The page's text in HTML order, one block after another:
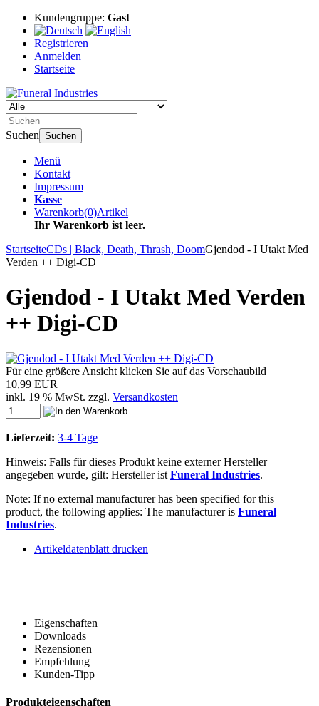
Kundengruppe: Gast
Registrieren
Anmelden
Startseite
Suchen Suchen
Menü
Kontakt
Impressum
Kasse
Warenkorb(0)Artikel
Ihr Warenkorb ist leer.
StartseiteCDs | Black, Death, Thrash, DoomGjendod - I Utakt Med
Verden ++ Digi-CD
Gjendod - I Utakt Med Verden
++ Digi-CD
Für eine größere Ansicht klicken Sie auf das Vorschaubild
10,99 EUR
inkl. 19 % MwSt. zzgl. Versandkosten
Lieferzeit: 3-4 Tage
Hinweis: Falls für dieses Produkt keine externer Hersteller
angegeben wurde, gilt: Hersteller ist Funeral Industries.
Note: If no external manufacturer has been specified for this
product, the following applies: The manufacturer is Funeral
Industries.
Artikeldatenblatt drucken
Eigenschaften
Downloads
Rezensionen
Empfehlung
Kunden-Tipp
Produkteigenschaften